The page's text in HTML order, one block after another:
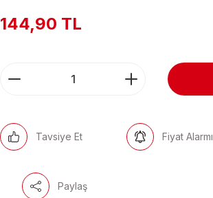
144,90 TL
Tavsiye Et Fiyat Alarmı
Paylaş